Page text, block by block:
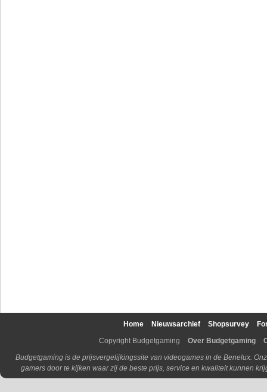
Home Nieuwsarchief Shopsurvey
Copyright Budgetgaming
Over Budgetgaming
Budgetgaming is de prijsvergelijkingssite van videogames in de Benelux.
gamers door te kijken waar zij de beste prijs, service en kwaliteit kunnen